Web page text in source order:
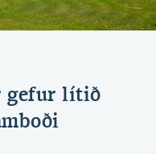
gefur lítið